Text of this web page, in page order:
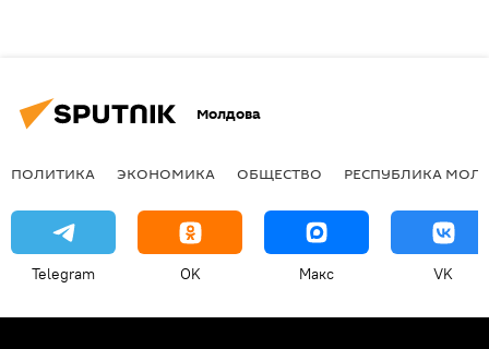
Молдова
ПОЛИТИКА ЭКОНОМИКА ОБЩЕСТВО РЕСПУБЛИКА
Telegram OK Макс VK